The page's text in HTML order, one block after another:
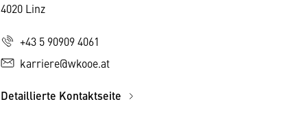
4020 Linz
+43 5 90909 4061
karriere@wkooe.at
Detaillierte Kontaktseite